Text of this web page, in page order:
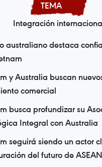
Integración
australiano destaca
y Australia buscan
comercial
busca profundizar su
Integral con Australia
seguirá siendo un actor
del futuro de